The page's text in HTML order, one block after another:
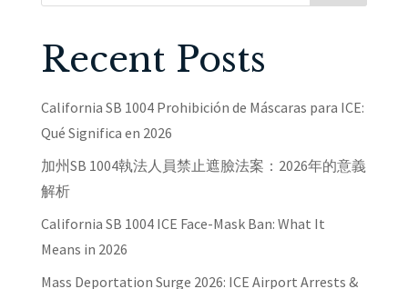
Recent Posts
California SB 1004 Prohibición de Máscaras para ICE:
Qué Significa en 2026
加州SB 1004執法人員禁止遮臉法案：2026年的意義
解析
California SB 1004 ICE Face-Mask Ban: What It
Means in 2026
Mass Deportation Surge 2026: ICE Airport Arrests &